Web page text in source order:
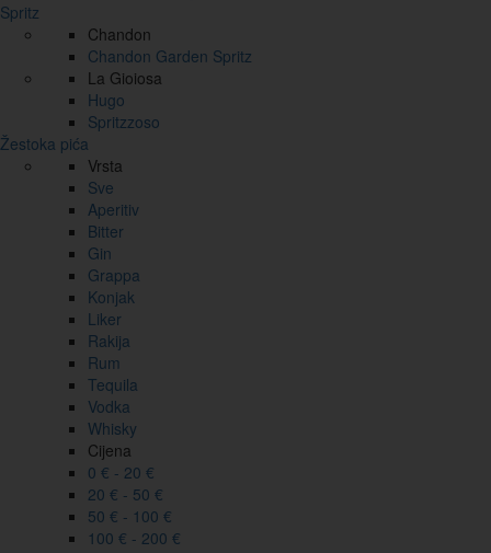
Spritz
Chandon
Chandon Garden Spritz
La Gioiosa
Hugo
Spritzzoso
Žestoka pića
Vrsta
Sve
Aperitiv
Bitter
Gin
Grappa
Konjak
Liker
Rakija
Rum
Tequila
Vodka
Whisky
Cijena
0 € - 20 €
20 € - 50 €
50 € - 100 €
100 € - 200 €